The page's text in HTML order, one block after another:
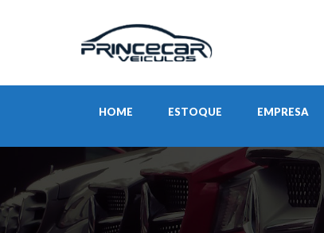
HOME ESTOQUE EMPRESA